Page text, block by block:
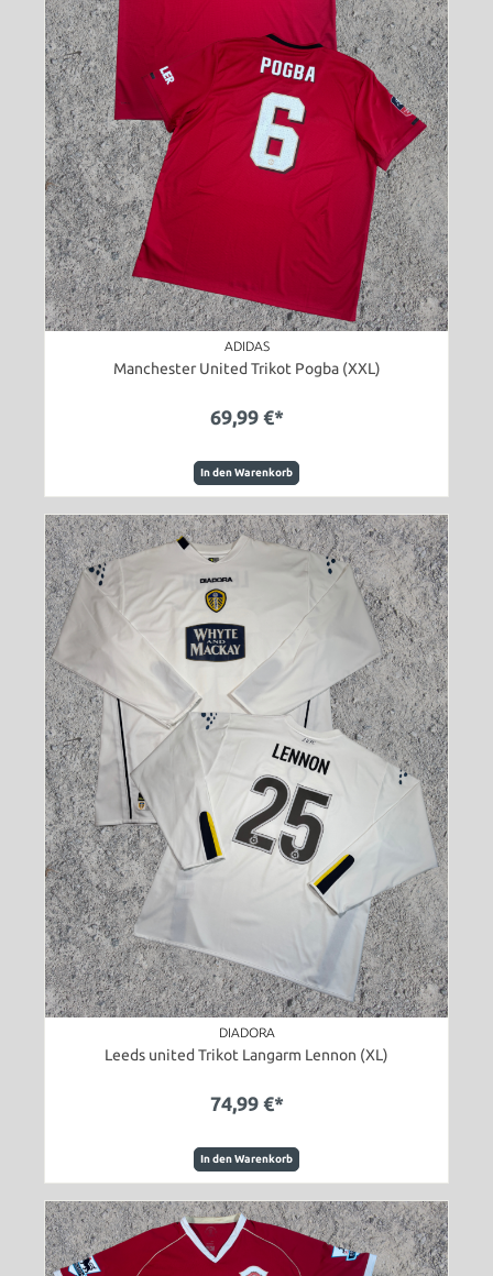
ADIDAS
Manchester United Trikot Pogba (XXL)
69,99 €*
In den Warenkorb
DIADORA
Leeds united Trikot Langarm Lennon (XL)
74,99 €*
In den Warenkorb